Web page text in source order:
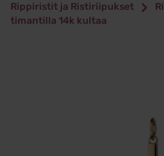
Rippiristit ja Ristiriipukset
timantilla 14k kultaa